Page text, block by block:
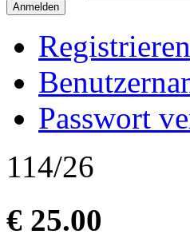
Anmelden
Registrieren
Passwort
114/26
€ 25.00